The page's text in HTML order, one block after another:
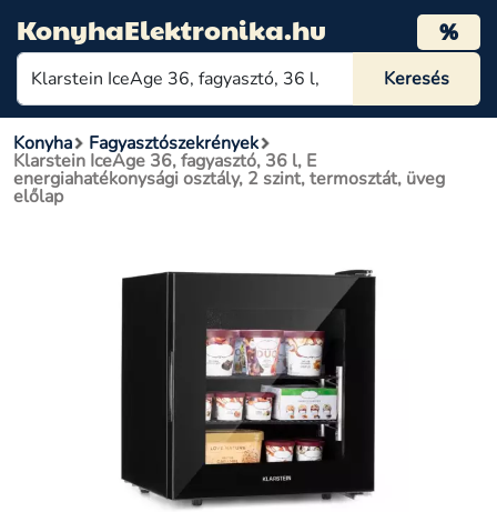
KonyhaElektronika.hu %
Konyha Fagyasztószekrények
Klarstein IceAge 36, fagyasztó, 36 l, E
energiahatékonysági osztály, 2 szint, termosztát, üveg
előlap